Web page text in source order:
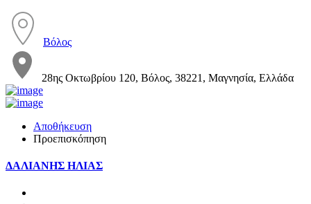
Βόλος
28ης Οκτωβρίου 120, Βόλος, 38221, Μαγνησία, Ελλάδα
Αποθήκευση
Προεπισκόπηση
ΔΑΛΙΑΝΗΣ ΗΛΙΑΣ